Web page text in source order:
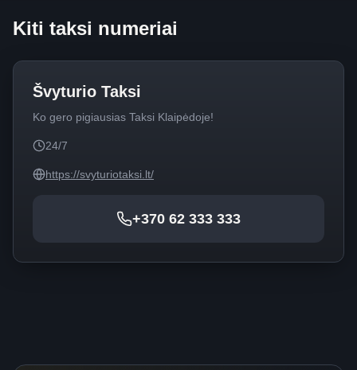
Kiti taksi numeriai
Švyturio Taksi
Ko gero pigiausias Taksi Klaipėdoje!
24/7
https://svyturiotaksi.lt/
+370 62 333 333